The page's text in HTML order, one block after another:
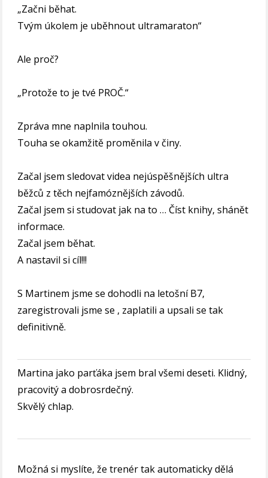
„Začni běhat.
Tvým úkolem je uběhnout ultramaraton“
Ale proč?
„Protože to je tvé PROČ.“
Zpráva mne naplnila touhou.
Touha se okamžitě proměnila v činy.
Začal jsem sledovat videa nejúspěšnějších ultra
běžců z těch nejfamóznějších závodů.
Začal jsem si studovat jak na to … Číst knihy, shánět
informace.
Začal jsem běhat.
A nastavil si cíl!!!
S Martinem jsme se dohodli na letošní B7,
zaregistrovali jsme se , zaplatili a upsali se tak
definitivně.
Martina jako parťáka jsem bral všemi deseti. Klidný,
pracovitý a dobrosrdečný.
Skvělý chlap.
Možná si myslíte, že trenér tak automaticky dělá